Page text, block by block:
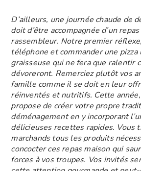
D’ailleurs, une journée chaude de
doit d’être accompagnée d’un
rassembleur. Notre premier
téléphone et commander une
graisseuse qui ne fera que ralentir
dévoreront. Remerciez plutôt vos
famille comme il se doit en leur
réinventés et nutritifs. Cette
propose de créer votre propre
déménagement en y incorporant
délicieuses recettes rapides. Vous
marchands tous les produits
concocter ces repas maison qui
forces à vos troupes. Vos invités